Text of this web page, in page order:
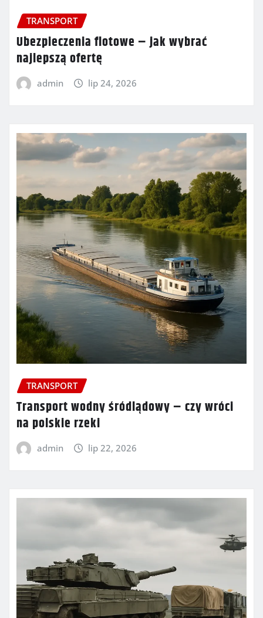
TRANSPORT
Ubezpieczenia flotowe – jak wybrać
najlepszą ofertę
admin lip 24, 2026
TRANSPORT
Transport wodny śródlądowy – czy wróci
na polskie rzeki
admin lip 22, 2026